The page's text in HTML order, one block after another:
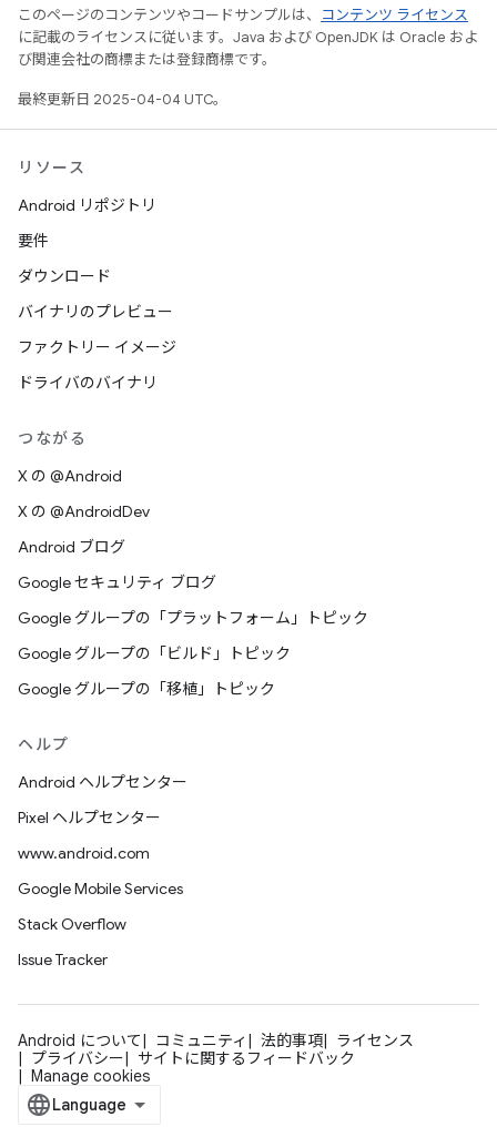
このページのコンテンツやコードサンプルは、
コンテンツ ライセンス
に記載のライセンスに従います。Java および OpenJDK は Oracle およ
び関連会社の商標または登録商標です。
最終更新日 2025-04-04 UTC。
リソース
Android リポジトリ
要件
ダウンロード
バイナリのプレビュー
ファクトリー イメージ
ドライバのバイナリ
つながる
X の @Android
X の @AndroidDev
Android ブログ
Google セキュリティ ブログ
Google グループの「プラットフォーム」トピック
Google グループの「ビルド」トピック
Google グループの「移植」トピック
ヘルプ
Android ヘルプセンター
Pixel ヘルプセンター
www.android.com
Google Mobile Services
Stack Overflow
Issue Tracker
Android について コミュニティ 法的事項
ライセンス
プライバシー
サイトに関するフィードバック
Manage cookies